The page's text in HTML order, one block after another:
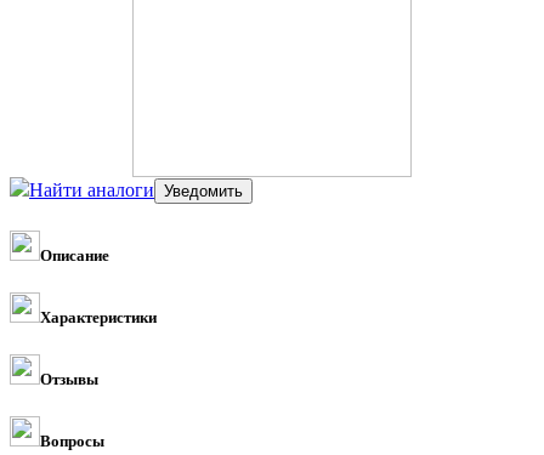
Найти аналоги
Описание
Характеристики
Отзывы
Вопросы